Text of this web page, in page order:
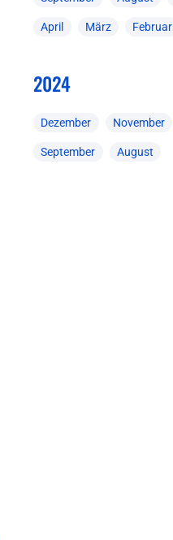
April März Februar
2024
Dezember November
September August